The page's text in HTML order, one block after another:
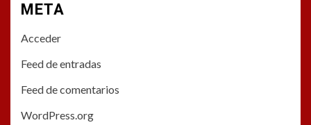
META
Acceder
Feed de entradas
Feed de comentarios
WordPress.org